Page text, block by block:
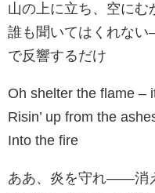
山の上に立ち、空にむ
誰も聞いてはくれな
で反響するだけ
Oh shelter the flame –
Risin’ up from the
Into the fire
ああ、炎を守れ――消